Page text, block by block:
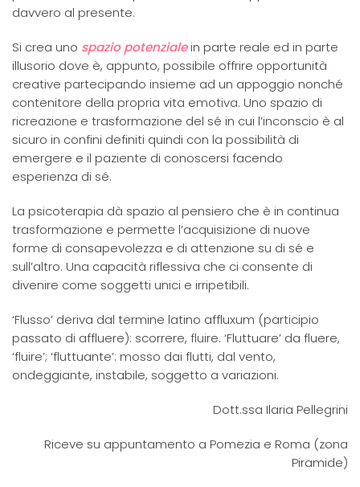
davvero al presente.
Si crea uno spazio potenzialein parte reale ed in parte
illusorio dove è, appunto, possibile offrire opportunità
creative partecipando insieme ad un appoggio nonché
contenitore della propria vita emotiva. Uno spazio di
ricreazione e trasformazione del sé in cui l’inconscio è al
sicuro in confini definiti quindi con la possibilità di
emergere e il paziente di conoscersi facendo
esperienza di sé.
La psicoterapia dà spazio al pensiero che è in continua
trasformazione e permette l’acquisizione di nuove
forme di consapevolezza e di attenzione su di sé e
sull’altro. Una capacità riflessiva che ci consente di
divenire come soggetti unici e irripetibili.
‘Flusso’ deriva dal termine latino affluxum (participio
passato di affluere): scorrere, fluire. ‘Fluttuare’ da fluere,
‘fluire’; ‘fluttuante’: mosso dai flutti, dal vento,
ondeggiante, instabile, soggetto a variazioni.
Dott.ssa Ilaria Pellegrini
Riceve su appuntamento a Pomezia e Roma (zona
Piramide)